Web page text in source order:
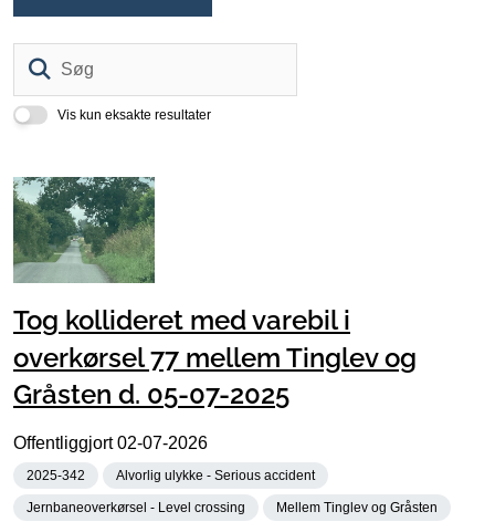
Vis kun eksakte resultater
Tog kollideret med varebil i
overkørsel 77 mellem Tinglev og
Gråsten d. 05-07-2025
Offentliggjort02-07-2026
2025-342 Alvorlig ulykke - Serious accident
Jernbaneoverkørsel - Level crossing Mellem Tinglev og Gråsten